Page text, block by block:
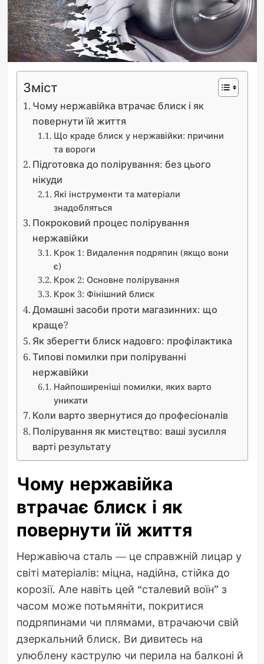
Зміст
Чому нержавійка втрачає блиск і як
повернути їй життя
Що краде блиск у нержавійки: причини
та вороги
Підготовка до полірування: без цього
нікуди
Які інструменти та матеріали
знадобляться
Покроковий процес полірування
нержавійки
Крок 1: Видалення подряпин (якщо вони
є)
Крок 2: Основне полірування
Крок 3: Фінішний блиск
Домашні засоби проти магазинних: що
краще?
Як зберегти блиск надовго: профілактика
Типові помилки при поліруванні
нержавійки
Найпоширеніші помилки, яких варто
уникати
Коли варто звернутися до професіоналів
Полірування як мистецтво: ваші зусилля
варті результату
Чому нержавійка
втрачає блиск і як
повернути їй життя
Нержавіюча сталь — це справжній лицар у
світі матеріалів: міцна, надійна, стійка до
корозії. Але навіть цей “сталевий воїн” з
часом може потьмяніти, покритися
подряпинами чи плямами, втрачаючи свій
дзеркальний блиск. Ви дивитесь на
улюблену каструлю чи перила на балконі й